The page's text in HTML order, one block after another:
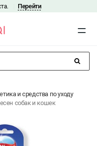
Перейти
и средства по уходу
собак и кошек